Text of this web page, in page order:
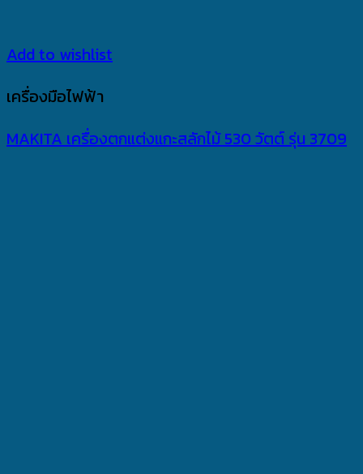
Add to wishlist
เครื่องมือไฟฟ้า
MAKITA เครื่องตกแต่งแกะสลักไม้ 530 วัตต์ รุ่น 3709